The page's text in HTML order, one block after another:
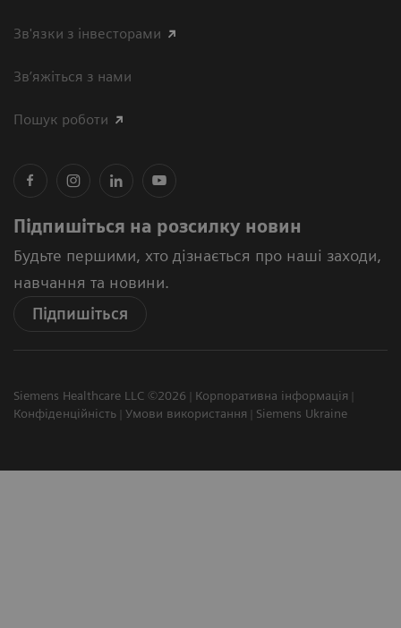
Зв'язки з інвесторами
Зв’яжіться з нами
Пошук роботи
Підпишіться на розсилку новин
Будьте першими, хто дізнається про наші заходи,
навчання та новини.
Підпишіться
Siemens Healthcare LLC ©2026
Корпоративна інформація
Конфіденційність
Умови використання Siemens Ukraine